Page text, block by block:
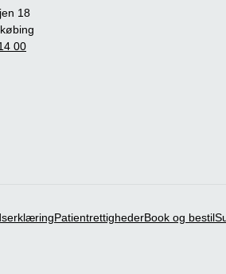
18
00
PatientrettighederBook og bestil